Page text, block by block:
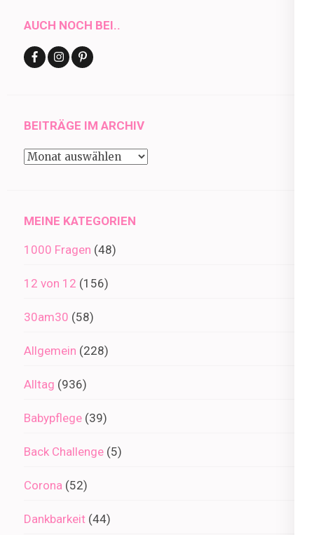
AUCH NOCH BEI..
BEITRÄGE IM ARCHIV
Beiträge
MEINE KATEGORIEN
1000 Fragen (48)
12 von 12 (156)
30am30 (58)
Allgemein (228)
Alltag (936)
Babypflege (39)
Back Challenge (5)
Corona (52)
Dankbarkeit (44)